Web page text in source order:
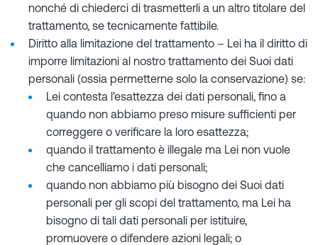
nonché di chiederci di trasmetterli a un altro titolare del
trattamento, se tecnicamente fattibile.
Diritto alla limitazione del trattamento – Lei ha il diritto di
imporre limitazioni al nostro trattamento dei Suoi dati
personali (ossia permetterne solo la conservazione) se:
Lei contesta l’esattezza dei dati personali, fino a
quando non abbiamo preso misure sufficienti per
correggere o verificare la loro esattezza;
quando il trattamento è illegale ma Lei non vuole
che cancelliamo i dati personali;
quando non abbiamo più bisogno dei Suoi dati
personali per gli scopi del trattamento, ma Lei ha
bisogno di tali dati personali per istituire,
promuovere o difendere azioni legali; o